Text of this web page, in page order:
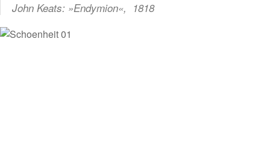
John Keats: »Endymion«, 1818